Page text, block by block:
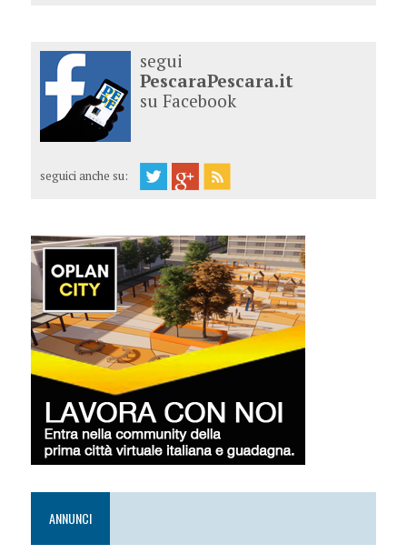
segui
PescaraPescara.it
su Facebook
seguici anche su:
ANNUNCI